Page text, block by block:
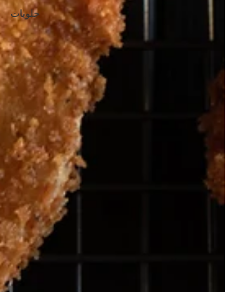
حلويات